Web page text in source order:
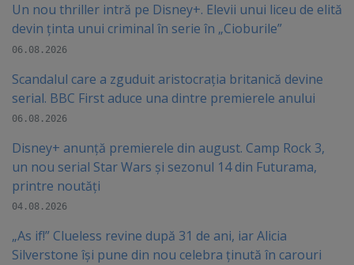
Un nou thriller intră pe Disney+. Elevii unui liceu de elită
devin ținta unui criminal în serie în „Cioburile”
06.08.2026
Scandalul care a zguduit aristocrația britanică devine
serial. BBC First aduce una dintre premierele anului
06.08.2026
Disney+ anunță premierele din august. Camp Rock 3,
un nou serial Star Wars și sezonul 14 din Futurama,
printre noutăți
04.08.2026
„As if!” Clueless revine după 31 de ani, iar Alicia
Silverstone își pune din nou celebra ținută în carouri